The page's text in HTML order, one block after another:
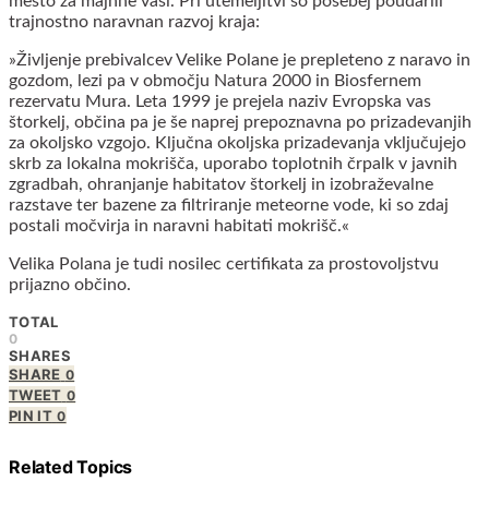
trajnostno naravnan razvoj kraja:
»Življenje prebivalcev Velike Polane je prepleteno z naravo in
gozdom, lezi pa v območju Natura 2000 in Biosfernem
rezervatu Mura. Leta 1999 je prejela naziv Evropska vas
štorkelj, občina pa je še naprej prepoznavna po prizadevanjih
za okoljsko vzgojo. Ključna okoljska prizadevanja vključujejo
skrb za lokalna mokrišča, uporabo toplotnih črpalk v javnih
zgradbah, ohranjanje habitatov štorkelj in izobraževalne
razstave ter bazene za filtriranje meteorne vode, ki so zdaj
postali močvirja in naravni habitati mokrišč.«
Velika Polana je tudi nosilec certifikata za prostovoljstvu
prijazno občino.
TOTAL
0
SHARES
SHARE 0
TWEET 0
PIN IT 0
Related Topics